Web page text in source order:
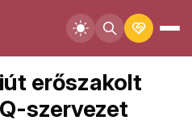
erőszakolt
szervezet